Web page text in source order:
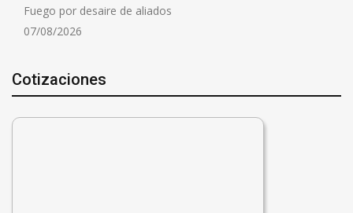
Fuego por desaire de aliados
07/08/2026
Cotizaciones